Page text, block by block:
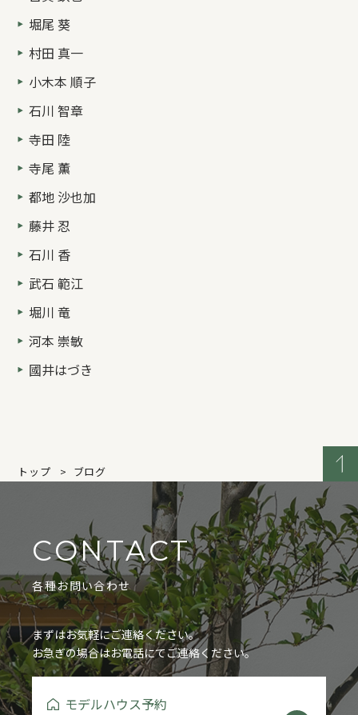
堀尾 葵
村田 真一
小木本 順子
石川 智章
寺田 陸
寺尾 薫
都地 沙也加
藤井 忍
石川 香
武石 範江
堀川 竜
河本 崇敏
國井はづき
トップ ブログ
CONTACT
各種お問い合わせ
まずはお気軽にご連絡ください。
お急ぎの場合はお電話にてご連絡ください。
モデルハウス予約